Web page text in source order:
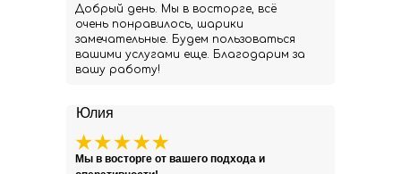
Юлия
Мы в восторге от вашего подхода и
Добрый день. Мы в восторге, всё
очень понравилось, шарики
замечательные. Будем пользоваться
вашими услугами еще. Благодарим за
вашу работу!